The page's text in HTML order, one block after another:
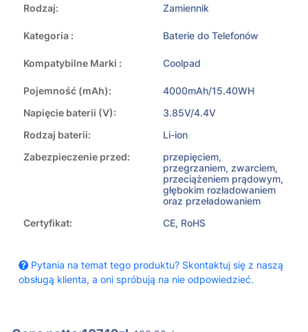
Rodzaj: Zamiennik
Kategoria : Baterie do Telefonów
Kompatybilne Marki : Coolpad
Pojemność (mAh):
4000mAh/15.40WH
Napięcie baterii (V):
3.85V/4.4V
Rodzaj baterii:
Li-ion
Zabezpieczenie przed:
przepięciem,
przegrzaniem, zwarciem,
przeciążeniem prądowym,
głębokim rozładowaniem
oraz przeładowaniem
Certyfikat:
CE, RoHS
Pytania na temat tego produktu? Skontaktuj się z naszą
obsługą klienta, a oni spróbują na nie odpowiedzieć.